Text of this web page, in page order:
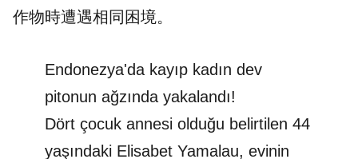
作物時遭遇相同困境。
Endonezya'da kayıp kadın dev
pitonun ağzında yakalandı!
Dört çocuk annesi olduğu belirtilen 44
yaşındaki Elisabet Yamalau, evinin